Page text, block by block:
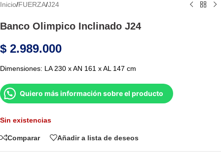
Inicio/FUERZA/J24
Banco Olimpico Inclinado J24
$ 2.989.000
Dimensiones: LA 230 x AN 161 x AL 147 cm
Quiero más información sobre el producto
Sin existencias
Comparar Añadir a lista de deseos